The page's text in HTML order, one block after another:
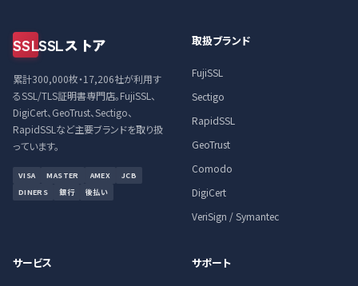
SSLSSLストア
累計300,000枚・17,206社が利用す
るSSL/TLS証明書専門店。FujiSSL、
DigiCert、GeoTrust、Sectigo、
RapidSSLなど主要ブランドを取り扱
っています。
VISA MASTER AMEX
JCB
DINERS
銀行 後払い
取扱ブランド
FujiSSL
Sectigo
RapidSSL
GeoTrust
Comodo
DigiCert
VeriSign / Symantec
サービス サポート